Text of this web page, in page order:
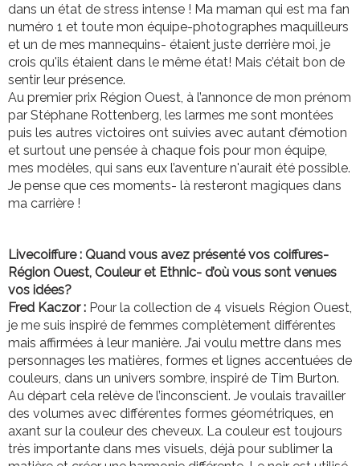
dans un état de stress intense ! Ma maman qui est ma fan
numéro 1 et toute mon équipe-photographes maquilleurs
et un de mes mannequins- étaient juste derrière moi, je
crois qu'ils étaient dans le même état! Mais c’était bon de
sentir leur présence.
Au premier prix Région Ouest, à l’annonce de mon prénom
par Stéphane Rottenberg, les larmes me sont montées
puis les autres victoires ont suivies avec autant d’émotion
et surtout une pensée à chaque fois pour mon équipe,
mes modèles, qui sans eux l’aventure n'aurait été possible.
Je pense que ces moments- là resteront magiques dans
ma carrière !
Livecoiffure : Quand vous avez présenté vos coiffures-
Région Ouest, Couleur et Ethnic- d’où vous sont venues
vos idées?
Fred Kaczor : Pour la collection de 4 visuels Région Ouest,
je me suis inspiré de femmes complètement différentes
mais affirmées à leur manière. J’ai voulu mettre dans mes
personnages les matières, formes et lignes accentuées de
couleurs, dans un univers sombre, inspiré de Tim Burton.
Au départ cela relève de l’inconscient. Je voulais travailler
des volumes avec différentes formes géométriques, en
axant sur la couleur des cheveux. La couleur est toujours
très importante dans mes visuels, déjà pour sublimer la